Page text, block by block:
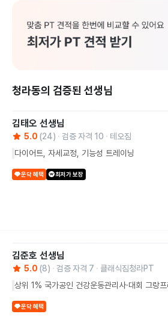
청라동의 검증된 선생님
김태오 선생님
5.0 (24) 검증 자격 10
테오짐
다이어트, 자세교정, 기능성 트레이닝
운닥 혜택 최저가 보장
김준호 선생님
5.0 (8) 검증 자격 7
클래식짐청라PT
상위 1% 국가공인 건강운동관리사·대회 그랑
운닥 혜택